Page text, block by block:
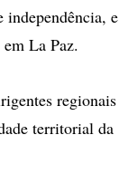
e
La Paz.
regionais
territorial da